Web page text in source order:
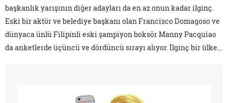
başkanlık yarışının diğer adayları da en az onun kadar ilginç.
Eski bir aktör ve belediye başkanı olan Francisco Domagoso ve
dünyaca ünlü Filipinli eski şampiyon boksör Manny Pacquiao
da anketlerde üçüncü ve dördüncü sırayı alıyor. İlginç bir ülke...